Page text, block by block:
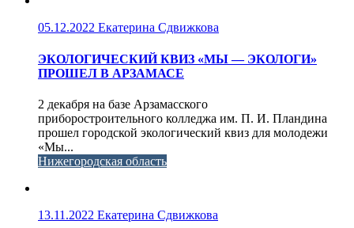
05.12.2022 Екатерина Сдвижкова
ЭКОЛОГИЧЕСКИЙ КВИЗ «МЫ — ЭКОЛОГИ»
ПРОШЕЛ В АРЗАМАСЕ
2 декабря на базе Арзамасского
приборостроительного колледжа им. П. И. Пландина
прошел городской экологический квиз для молодежи
«Мы...
Нижегородская область
13.11.2022 Екатерина Сдвижкова